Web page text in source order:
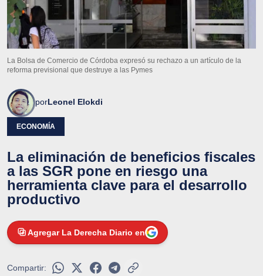
La Bolsa de Comercio de Córdoba expresó su rechazo a un artículo de la
reforma previsional que destruye a las Pymes
porLeonel Elokdi
ECONOMÍA
La eliminación de beneficios fiscales
a las SGR pone en riesgo una
herramienta clave para el desarrollo
productivo
Agregar La Derecha Diario en
Compartir: